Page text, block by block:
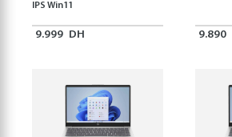
IPS Win11
9.999 DH 9.890